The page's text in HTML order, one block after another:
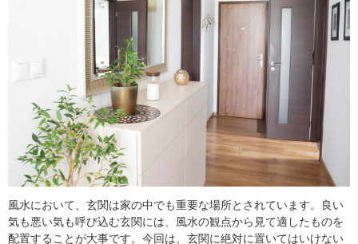
おすすめ
風水において、玄関は家の中でも重要な場所とされています。良い
気も悪い気も呼び込む玄関には、風水の観点から見て適したものを
配置することが大事です。今回は、玄関に絶対に置いてはいけない